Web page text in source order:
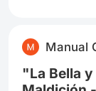
edad. De
y vio a lo
galopaban
Manual
"La Bella